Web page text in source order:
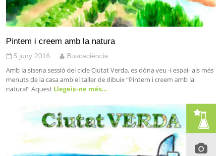
Pintem i creem amb la natura
5 juny 2016 Buscaciència
Amb la sisena sessió del cicle Ciutat Verda, es dóna veu -i espai- als més
menuts de la casa amb el taller de dibuix “Pintem i creem amb la
natura!” Aquest Llegeix-ne més…